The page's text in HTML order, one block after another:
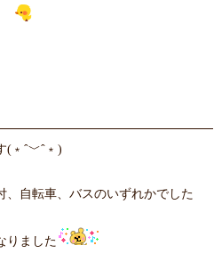
(﹡ˆ﹀ˆ﹡)
、自転車、バスのいずれかでした
りました